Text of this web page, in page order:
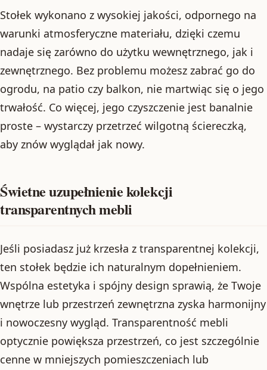
Stołek wykonano z wysokiej jakości, odpornego na
warunki atmosferyczne materiału, dzięki czemu
nadaje się zarówno do użytku wewnętrznego, jak i
zewnętrznego. Bez problemu możesz zabrać go do
ogrodu, na patio czy balkon, nie martwiąc się o jego
trwałość. Co więcej, jego czyszczenie jest banalnie
proste – wystarczy przetrzeć wilgotną ściereczką,
aby znów wyglądał jak nowy.
Świetne uzupełnienie kolekcji
transparentnych mebli
Jeśli posiadasz już krzesła z transparentnej kolekcji,
ten stołek będzie ich naturalnym dopełnieniem.
Wspólna estetyka i spójny design sprawią, że Twoje
wnętrze lub przestrzeń zewnętrzna zyska harmonijny
i nowoczesny wygląd. Transparentność mebli
optycznie powiększa przestrzeń, co jest szczególnie
cenne w mniejszych pomieszczeniach lub